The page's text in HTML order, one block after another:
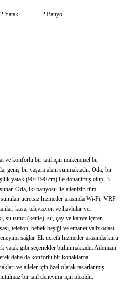
2 Yatak 2 Banyo
ve konforlu bir tatil için mükemmel bir
geniş bir yaşam alanı sunmaktadır. Oda, bir
yatak (90×190 cm) ile donatılmış olup, 3
Oda, iki banyosu ile ailenizin tüm
ücretsiz hizmetler arasında Wi-Fi, VRF
kasa, televizyon ve havlular yer
su ısıtıcı (kettle), su, çay ve kahve içeren
telefon, bebek beşiği ve emanet valiz odası
sağlar. Ek ücretli hizmetler arasında kuru
yatak gibi seçenekler bulunmaktadır. Ailenizin
daha da konforlu bir konaklama
ve aileler için özel olarak tasarlanmış
bir tatil deneyimi için idealdir.